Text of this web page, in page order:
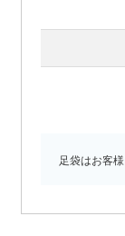
足袋はお客